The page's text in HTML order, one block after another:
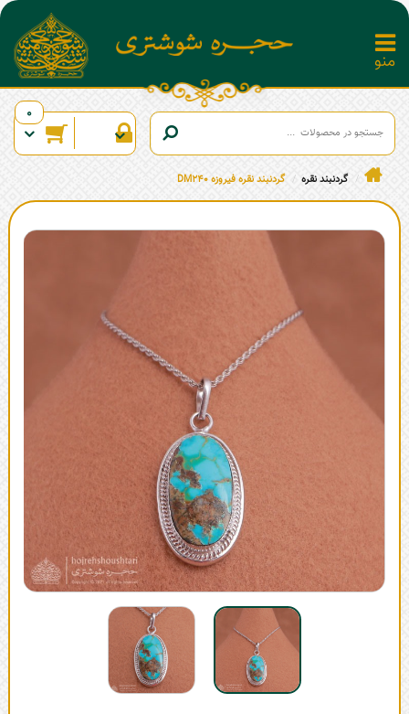
0
گردنبند نقره گردنبند نقره فیروزه DM240